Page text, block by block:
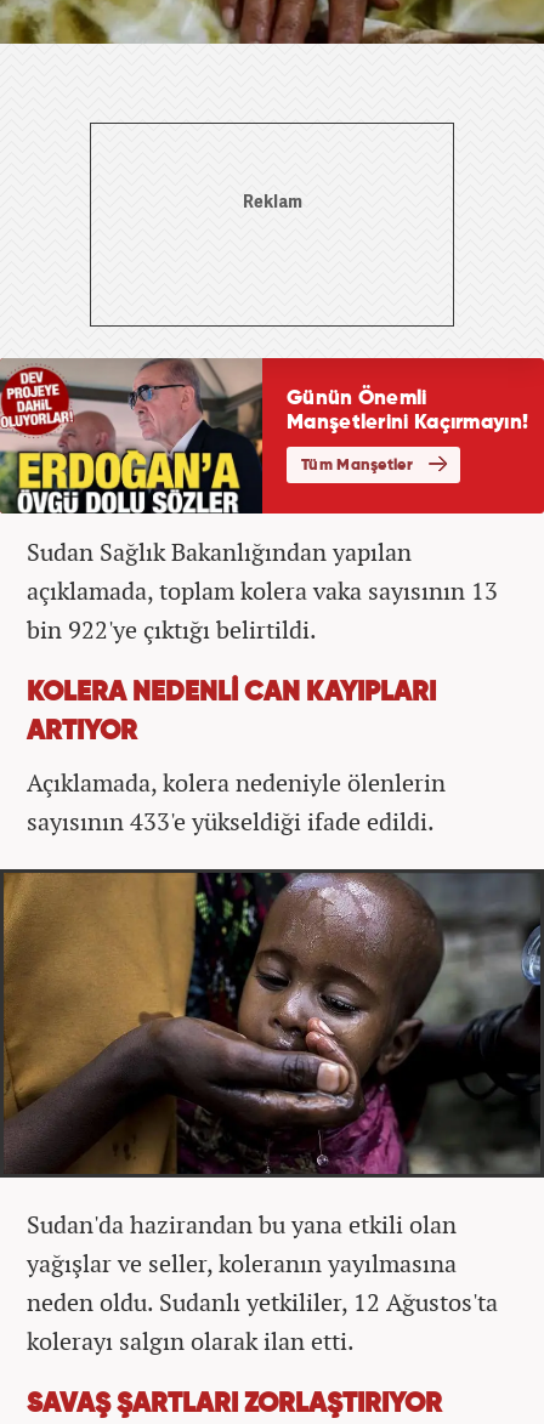
Sudan Sağlık Bakanlığından yapılan
açıklamada, toplam kolera vaka sayısının 13
bin 922'ye çıktığı belirtildi.
KOLERA NEDENLİ CAN KAYIPLARI
ARTIYOR
Açıklamada, kolera nedeniyle ölenlerin
sayısının 433'e yükseldiği ifade edildi.
Sudan'da hazirandan bu yana etkili olan
yağışlar ve seller, koleranın yayılmasına
neden oldu. Sudanlı yetkililer, 12 Ağustos'ta
kolerayı salgın olarak ilan etti.
SAVAŞ ŞARTLARI ZORLAŞTIRIYOR